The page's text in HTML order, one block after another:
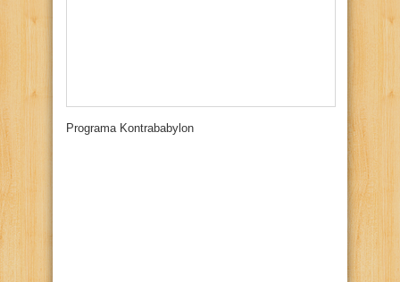
Programa Kontrababylon